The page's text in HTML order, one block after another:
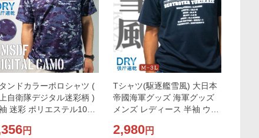
ンドカラーポロシャツ (
自衛隊デジタル迷彩柄 )
迷彩 ポリエステル100%
迷彩服 半袖 ウェア ドラ
円
Tシャツ(駆逐艦雪風) 大日本
帝國海軍グッズ 海軍グッズ
メンズ レディース 半袖 ウェ
2,980円